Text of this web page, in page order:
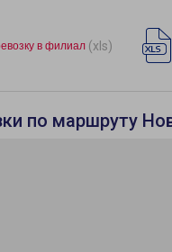
в филиал (xls)
по маршруту